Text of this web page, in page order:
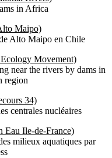
in Africa
Maipo)
Alto Maipo en Chile
Movement)
near the rivers by dams in
region
34)
centrales nucléaires
Ile-de-France)
milieux aquatiques par